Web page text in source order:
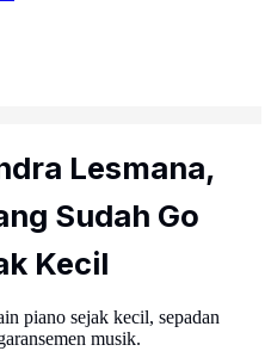
Lesmana,
Sudah Go
Kecil
piano sejak kecil, sepadan
musik.